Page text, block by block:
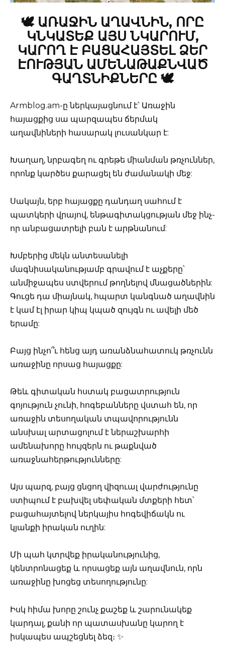
🕊️ ԱՌԱՋԻՆ ԱՂԱՎՆԻՆ, ՈՐԸ
ԿՆԿԱՏԵՔ ԱՅՍ ՆԿԱՐՈՒՄ,
ԿԱՐՈՂ Է ԲԱՑԱՀԱՅՏԵԼ ՁԵՐ
ԷՈՒԹՅԱՆ ԱՄԵՆԱԹԱՔՆՎԱԾ
ԳԱՂՏՆԻՔՆԵՐԸ 🕊️
Armblog.am-ը ներկայացնում է՝ Առաջին
հայացքից սա պարզապես ճերմակ
աղավնիների հասարակ լուսանկար է:
Խաղաղ, նրբագեղ ու գրեթե միանման թռչուններ,
որոնք կարծես քարացել են ժամանակի մեջ:
Սակայն, երբ հայացքը դանդաղ սահում է
պատկերի վրայով, ենթագիտակցության մեջ ինչ-
որ անբացատրելի բան է արթնանում:
Խմբերից մեկն անտեսանելի
մագնիսականությամբ գրավում է աչքերը՝
անմիջապես ստվերում թողնելով մնացածներին:
Գուցե դա միայնակ, հպարտ կանգնած աղավնին
է կամ էլ իրար կիպ կպած զույգն ու ավելի մեծ
երամը:
Բայց ինչո՞ւ հենց այդ առանձնահատուկ թռչունն
առաջինը որսաց հայացքը:
Թեև գիտական հստակ բացատրություն
գոյություն չունի, հոգեբանները վստահ են, որ
առաջին տեսողական տպավորությունն
անսխալ արտացոլում է ներաշխարհի
ամենախորը հույզերն ու թաքնված
առաջնահերթությունները:
Այս պարզ, բայց ցնցող վիզուալ վարժությունը
ստիպում է բախվել սեփական մտքերի հետ՝
բացահայտելով ներկայիս հոգեվիճակն ու
կյանքի իրական ուղին:
Մի պահ կտրվեք իրականությունից,
կենտրոնացեք և որսացեք այն աղավնուն, որն
առաջինը խոցեց տեսողությունը:
Իսկ հիմա խորը շունչ քաշեք և շարունակեք
կարդալ, քանի որ պատասխանը կարող է
իսկապես ապշեցնել ձեզ։ ✨